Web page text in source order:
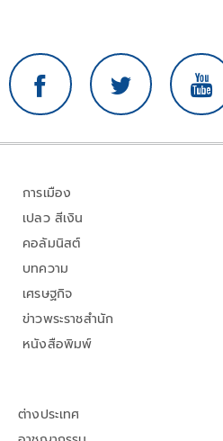
การเมือง
เปลว สีเงิน
คอลัมนิสต์
บทความ
เศรษฐกิจ
ข่าวพระราชสำนัก
หนังสือพิมพ์
ต่างประเทศ